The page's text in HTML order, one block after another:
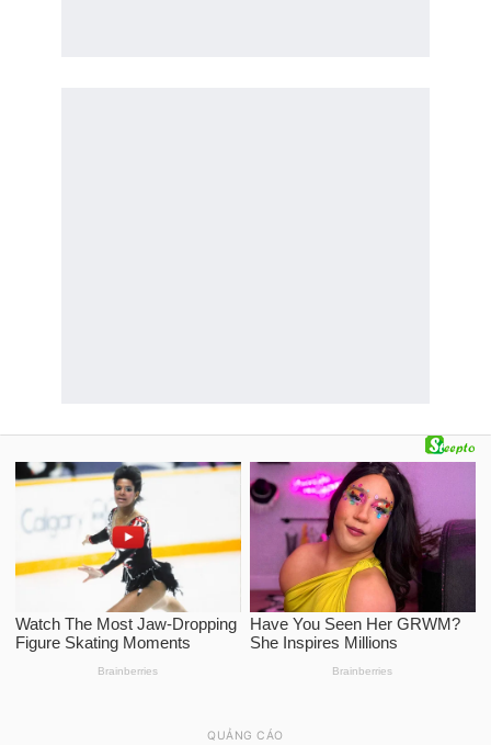
QUẢNG CÁO